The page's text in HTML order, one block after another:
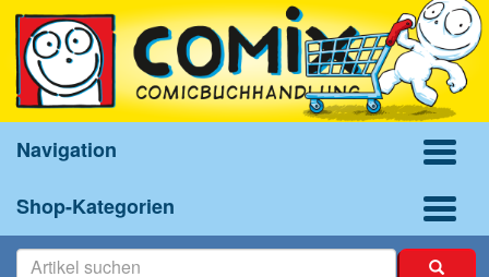
Navigation
Shop-Kategorien